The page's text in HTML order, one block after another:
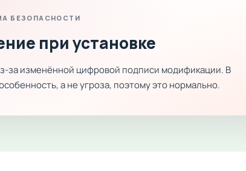
БЕЗОПАСНОСТИ
при установке
за изменённой цифровой подписи модификации. В
а не угроза, поэтому это нормально.